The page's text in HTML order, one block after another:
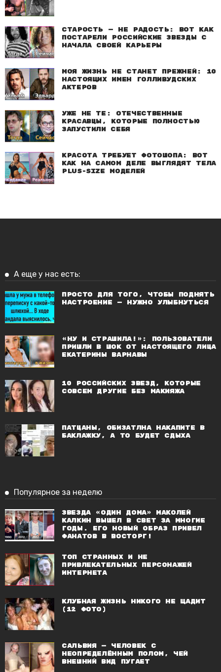
Старость — не радость: Вот как
постарели российские звезды с
начала своей карьеры
Моя жизнь не станет прежней: 10
настоящих имен голливудских
актеров
Уже не те: Отечественные
красавцы, которые полностью
запустили себя
Красота требует фотошопа: Вот
как на самом деле выглядят тела
plus-size моделей
А еще у нас есть:
Просто для того, чтобы поднять
настроение — нужно улыбнуться
«Ну и страшила!»: Пользователи
пришли в шок от настоящего лица
Екатерины Варнавы
10 российских звезд, которые
совсем другие без макияжа
Патцаны, обизатлна накапите в
баклажку, а то будет сдыха
Популярное за неделю
Звезда «Один дома» Маколей
Калкин вышел в свет за многие
годы. Его новый образ привел
фанатов в восторг!
Топ странных и не
привлекательных персонажей
Интернета
Клубная жизнь никого не щадит
(12 фото)
Сальвия — человек с
неопределённым полом, чей
внешний вид пугает